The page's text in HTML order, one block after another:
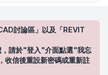
討論區」以及「REVIT
請於"登入"介面點選"我忘
收信後重設新密碼或重新註